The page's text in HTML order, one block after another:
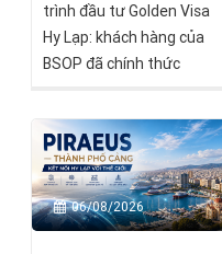
trình đầu tư Golden Visa
Hy Lạp: khách hàng của
BSOP đã chính thức
– Giấy xác nhận tạm thời
về hồ sơ cư trú – chỉ sau
16 ngày kể từ khi hồ sơ
được nộp tại Cơ quan Di
trú Hy Lạp.
06/08/2026